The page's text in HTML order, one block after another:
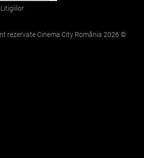
rezervate Cinema City România 2026 ©